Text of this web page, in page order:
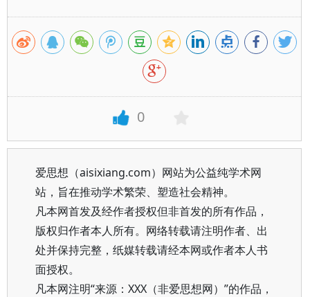
0
爱思想（aisixiang.com）网站为公益纯学术网
站，旨在推动学术繁荣、塑造社会精神。
凡本网首发及经作者授权但非首发的所有作品，
版权归作者本人所有。网络转载请注明作者、出
处并保持完整，纸媒转载请经本网或作者本人书
面授权。
凡本网注明“来源：XXX（非爱思想网）”的作品，